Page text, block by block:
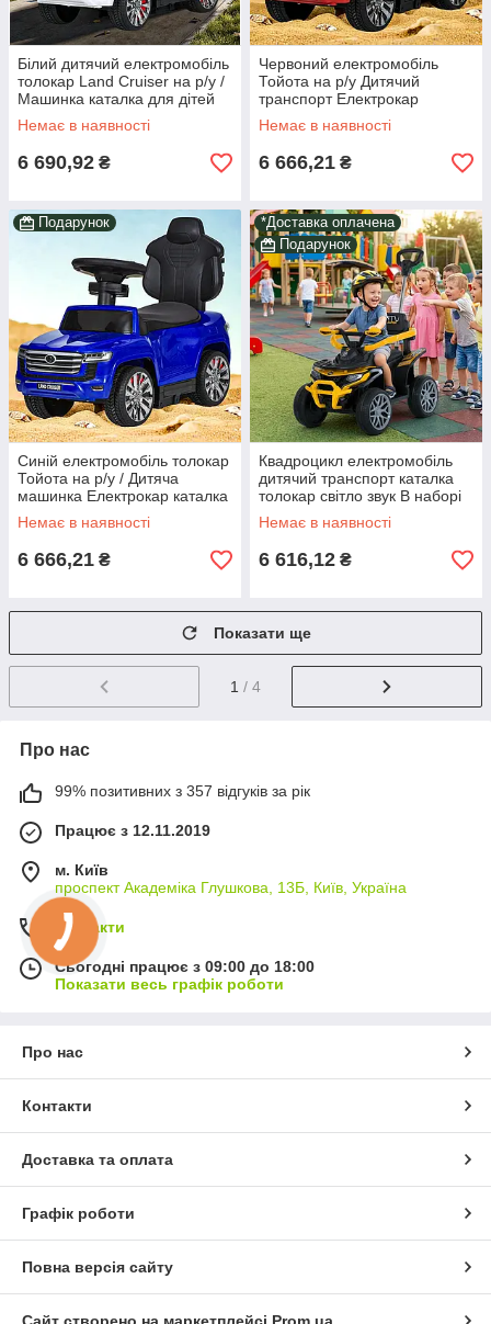
Білий дитячий електромобіль
толокар Land Cruiser на р/у /
Машинка каталка для дітей
3в1 Мотор 35W музика Ручка
Немає в наявності
6 690,92 ₴
Червоний електромобіль
Тойота на р/у Дитячий
транспорт Електрокар
толокар для прогулянок
Світло звук Ручка підніжка
Немає в наявності
6 666,21 ₴
Подарунок
Синій електромобіль толокар
Тойота на р/у / Дитяча
машинка Електрокар каталка
Світло музика Ручка для
батьків
Немає в наявності
6 666,21 ₴
*Доставка оплачена
Подарунок
Квадроцикл електромобіль
дитячий транспорт каталка
толокар світло звук В наборі
батьківська ручка пульт
подарунок
Немає в наявності
6 616,12 ₴
Показати ще
1 / 4
Про нас
99% позитивних з 357 відгуків за рік
Працює з 12.11.2019
м. Київ
проспект Академіка Глушкова, 13Б, Київ, Україна
Контакти
Сьогодні працює з 09:00 до 18:00
Показати весь графік роботи
Про нас
Контакти
Доставка та оплата
Графік роботи
Повна версія сайту